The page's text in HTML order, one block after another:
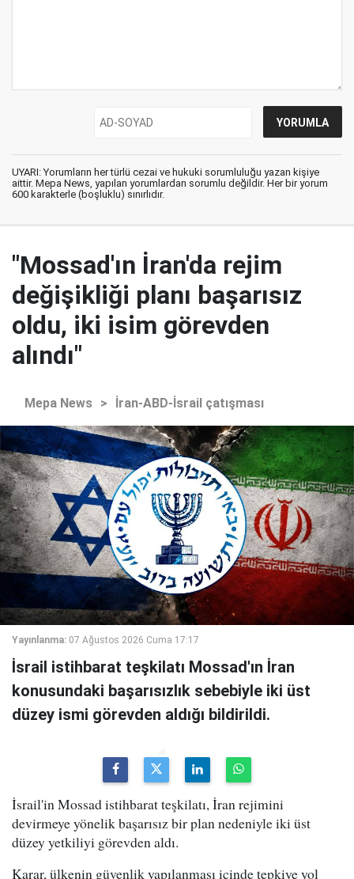
UYARI: Yorumların her türlü cezai ve hukuki sorumluluğu yazan kişiye
aittir. Mepa News, yapılan yorumlardan sorumlu değildir. Her bir yorum
600 karakterle (boşluklu) sınırlıdır.
"Mossad'ın İran'da rejim
değişikliği planı başarısız
oldu, iki isim görevden
alındı"
Mepa News > İran-ABD-İsrail çatışması
Yayınlanma: 07 Ağustos 2026 Cuma 17:17
İsrail istihbarat teşkilatı Mossad'ın İran
konusundaki başarısızlık sebebiyle iki üst
düzey ismi görevden aldığı bildirildi.
İsrail'in Mossad istihbarat teşkilatı, İran rejimini
devirmeye yönelik başarısız bir plan nedeniyle iki üst
düzey yetkiliyi görevden aldı.
Karar, ülkenin güvenlik yapılanması içinde tepkiye yol